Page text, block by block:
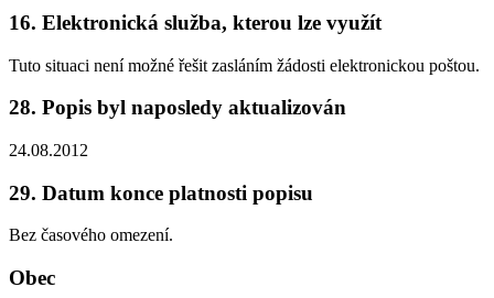
16. Elektronická služba, kterou lze využít
Tuto situaci není možné řešit zasláním žádosti elektronickou poštou.
28. Popis byl naposledy aktualizován
24.08.2012
29. Datum konce platnosti popisu
Bez časového omezení.
Obec